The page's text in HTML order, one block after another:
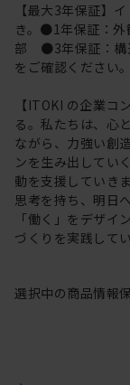
【最大3年保証】
き。●1年保証：
部 ●3年保証：
をご確認ください。
【ITOKI の企業
る。私たちは、心
ながら、力強い創
ンを生み出してい
動を支援していき
思考を持ち、明日
「働く」をデザイ
づくりを実践して
選択中の商品情報